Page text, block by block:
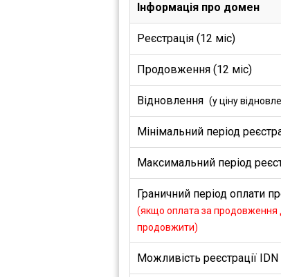
Інформація про домен
Реєстрація (12 міс)
Продовження (12 міс)
Відновлення (у ціну
Мінімальний період
Максимальний період
Граничний період оплати
(якщо оплата за продовження
продовжити)
Можливість реєстрації IDN